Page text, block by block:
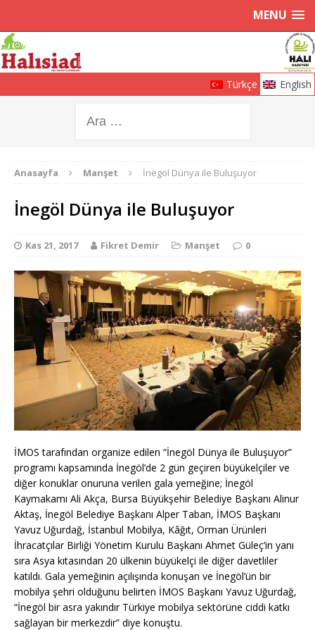
MENU
Türkçe English
Anasayfa Manşet İnegöl Dünya ile Buluşuyor
İnegöl Dünya ile Buluşuyor
Kas 21, 2017 Fikret Demir Manşet 0
İMOS tarafından organize edilen “İnegöl Dünya ile Buluşuyor”
programı kapsamında İnegöl’de 2 gün geçiren büyükelçiler ve
diğer konuklar onuruna verilen gala yemeğine; İnegöl
Kaymakamı Ali Akça, Bursa Büyükşehir Belediye Başkanı Alinur
Aktaş, İnegöl Belediye Başkanı Alper Taban, İMOS Başkanı
Yavuz Uğurdağ, İstanbul Mobilya, Kâğıt, Orman Ürünleri
İhracatçılar Birliği Yönetim Kurulu Başkanı Ahmet Güleç’in yanı
sıra Asya kıtasından 20 ülkenin büyükelçi ile diğer davetliler
katıldı. Gala yemeğinin açılışında konuşan ve İnegöl’ün bir
mobilya şehri olduğunu belirten İMOS Başkanı Yavuz Uğurdağ,
“İnegöl bir asra yakındır Türkiye mobilya sektörüne ciddi katkı
sağlayan bir merkezdir” diye konuştu.